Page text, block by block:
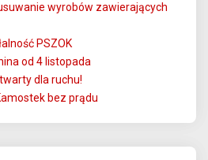
wyrobów zawierających
PSZOK
od 4 listopada
dla ruchu!
bez prądu